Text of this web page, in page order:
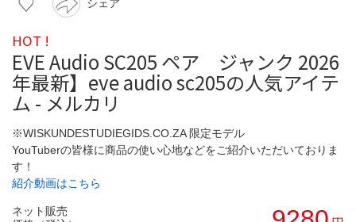
シェア
HOT !
EVE Audio SC205 ペア ジャンク 2026
年最新】eve audio sc205の人気アイテ
ム - メルカリ
※WISKUNDESTUDIEGIDS.CO.ZA 限定モデル
YouTuberの皆様に商品の使い心地などをご紹介いただいておりま
す！
紹介動画はこちら
ネット販売